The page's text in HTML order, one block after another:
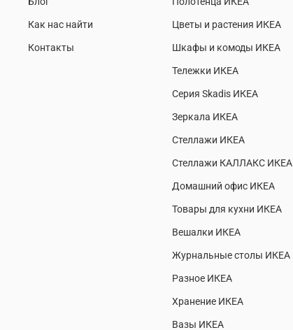
Как нас найти
Контакты
Цветы и растения ИКЕА
Шкафы и комоды ИКЕА
Тележки ИКЕА
Серия Skadis ИКЕА
Зеркала ИКЕА
Стеллажи ИКЕА
Стеллажи КАЛЛАКС ИКЕА
Домашний офис ИКЕА
Товары для кухни ИКЕА
Вешалки ИКЕА
Журнальные столы ИКЕА
Разное ИКЕА
Хранение ИКЕА
Вазы ИКЕА